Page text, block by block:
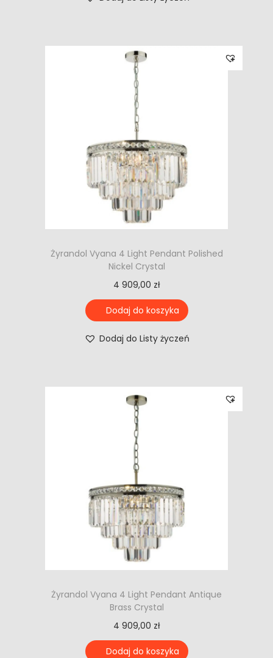
Żyrandol Vyana 4 Light Pendant Polished
Nickel Crystal
4 909,00 zł
Dodaj do koszyka
Dodaj do Listy życzeń
Żyrandol Vyana 4 Light Pendant Antique
Brass Crystal
4 909,00 zł
Dodaj do koszyka